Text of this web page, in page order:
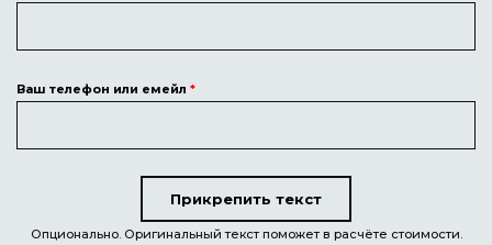
Ваш телефон или емейл *
Прикрепить текст
Текст для перевода
Опционально. Оригинальный текст поможет в расчёте стоимости.